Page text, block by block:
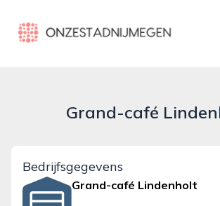
onzestadnijmegen.nl
Grand-café
Bedrijfsgegevens
Grand-café Lindenholt